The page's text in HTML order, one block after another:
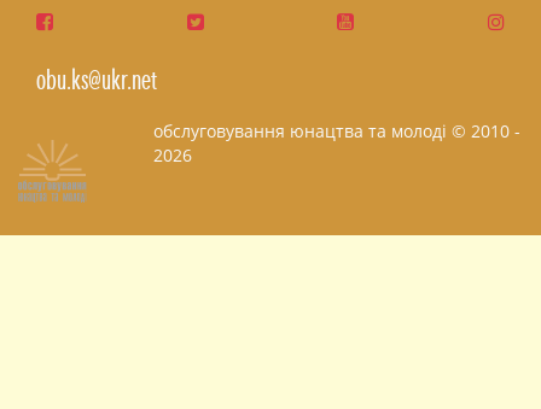
obu.ks@ukr.net
обслуговування юнацтва та молоді © 2010 -
2026